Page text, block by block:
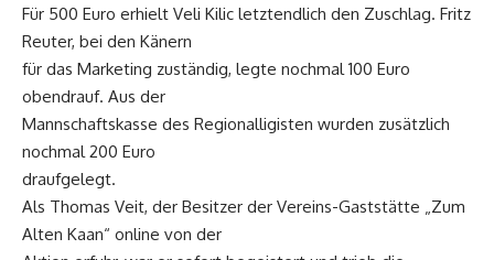
Für 500 Euro erhielt Veli Kilic letztendlich den Zuschlag. Fritz
Reuter, bei den Känern
für das Marketing zuständig, legte nochmal 100 Euro
obendrauf. Aus der
Mannschaftskasse des Regionalligisten wurden zusätzlich
nochmal 200 Euro
draufgelegt.
Als Thomas Veit, der Besitzer der Vereins-Gaststätte „Zum
Alten Kaan“ online von der